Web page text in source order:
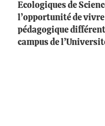
Ecologiques de
l’opportunité de
pédagogique
campus de